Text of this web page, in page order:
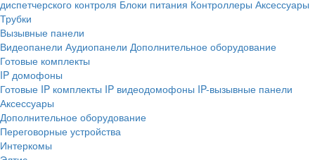
диспетчерского контроля Блоки питания Контроллеры Аксессуары
Трубки
Вызывные панели
Видеопанели Аудиопанели Дополнительное оборудование
Готовые комплекты
IP домофоны
Готовые IP комплекты IP видеодомофоны IP-вызывные панели
Аксессуары
Дополнительное оборудование
Переговорные устройства
Интеркомы